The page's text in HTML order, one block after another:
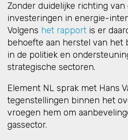
Zonder duidelijke richting
investeringen in energie-
Volgens het rapport is er
behoefte aan herstel van het
in de politiek en
strategische sectoren.
Element NL sprak met Hans
tegenstellingen binnen het
vroegen hem om
gassector.